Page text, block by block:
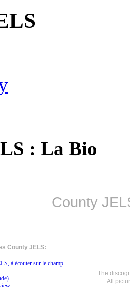
: La Bio
County
The
All
County JELS:
à écouter sur le champ